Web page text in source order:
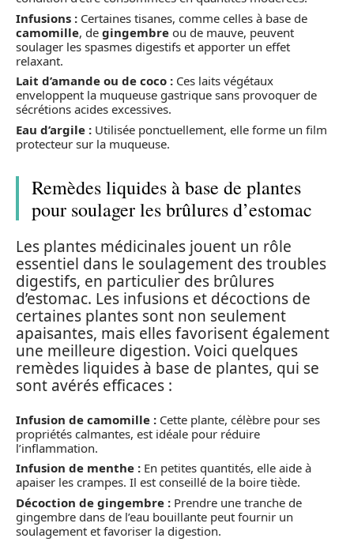
Infusions : Certaines tisanes, comme celles à base de
camomille, de gingembre ou de mauve, peuvent
soulager les spasmes digestifs et apporter un effet
relaxant.
Lait d’amande ou de coco : Ces laits végétaux
enveloppent la muqueuse gastrique sans provoquer de
sécrétions acides excessives.
Eau d’argile : Utilisée ponctuellement, elle forme un film
protecteur sur la muqueuse.
Remèdes liquides à base de plantes
pour soulager les brûlures d’estomac
Les plantes médicinales jouent un rôle
essentiel dans le soulagement des troubles
digestifs, en particulier des brûlures
d’estomac. Les infusions et décoctions de
certaines plantes sont non seulement
apaisantes, mais elles favorisent également
une meilleure digestion. Voici quelques
remèdes liquides à base de plantes, qui se
sont avérés efficaces :
Infusion de camomille : Cette plante, célèbre pour ses
propriétés calmantes, est idéale pour réduire
l’inflammation.
Infusion de menthe : En petites quantités, elle aide à
apaiser les crampes. Il est conseillé de la boire tiède.
Décoction de gingembre : Prendre une tranche de
gingembre dans de l’eau bouillante peut fournir un
soulagement et favoriser la digestion.